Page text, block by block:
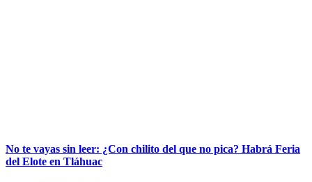
No te vayas sin leer: ¿Con chilito del que no pica? Habrá Feria
del Elote en Tláhuac